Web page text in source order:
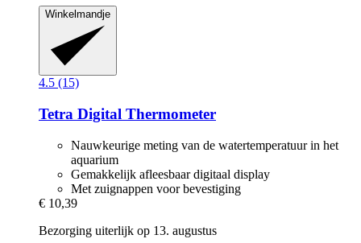
Winkelmandje
4.5 (15)
Tetra Digital Thermometer
Nauwkeurige meting van de watertemperatuur in het
aquarium
Gemakkelijk afleesbaar digitaal display
Met zuignappen voor bevestiging
€ 10,39
Bezorging uiterlijk op 13. augustus